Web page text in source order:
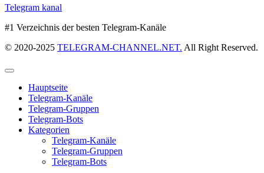
Telegram kanal
#1 Verzeichnis der besten Telegram-Kanäle
© 2020-2025 TELEGRAM-CHANNEL.NET. All Right Reserved.
Hauptseite
Telegram-Kanäle
Telegram-Gruppen
Telegram-Bots
Kategorien
Telegram-Kanäle
Telegram-Gruppen
Telegram-Bots